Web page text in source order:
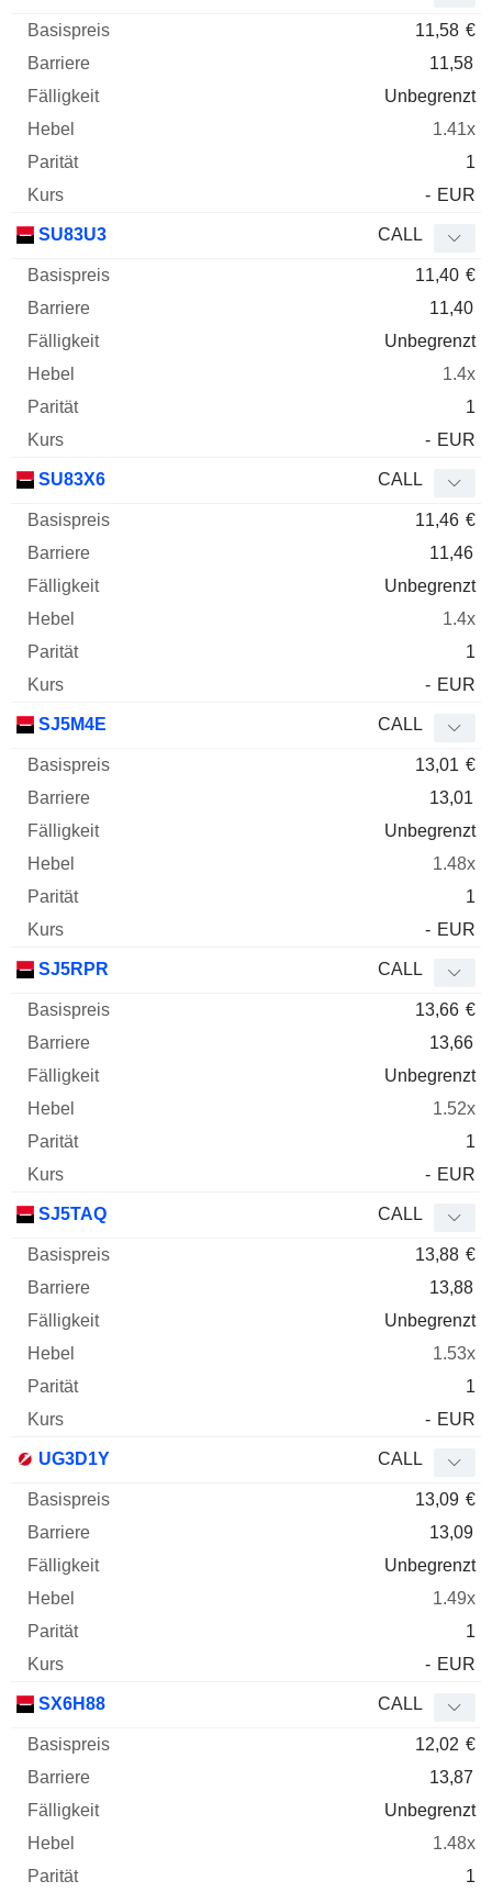
11,58 €
11,58
Unbegrenzt
1.41x
1
- EUR
SU83U3 CALL
11,40 €
11,40
Unbegrenzt
1.4x
1
- EUR
SU83X6 CALL
11,46 €
11,46
Unbegrenzt
1.4x
1
- EUR
SJ5M4E CALL
13,01 €
13,01
Unbegrenzt
1.48x
1
- EUR
SJ5RPR CALL
13,66 €
13,66
Unbegrenzt
1.52x
1
- EUR
SJ5TAQ CALL
13,88 €
13,88
Unbegrenzt
1.53x
1
- EUR
UG3D1Y CALL
13,09 €
13,09
Unbegrenzt
1.49x
1
- EUR
SX6H88 CALL
12,02 €
13,87
Unbegrenzt
1.48x
1